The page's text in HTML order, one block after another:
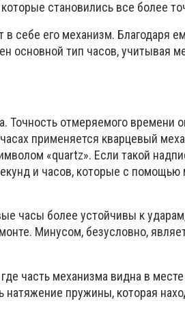
становились все более
в себе его механизм. Благодаря
основной тип часов, учитывая
Точность отмеряемого времени
применяется кварцевый
«quartz». Если такой
и часов, которые с
часы более устойчивы к
Минусом, безусловно,
часть механизма видна в
пружины, которая